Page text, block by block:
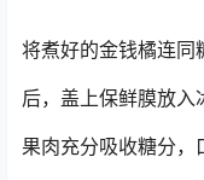
将煮好的金钱橘连同
后，盖上保鲜膜放入
果肉充分吸收糖分，